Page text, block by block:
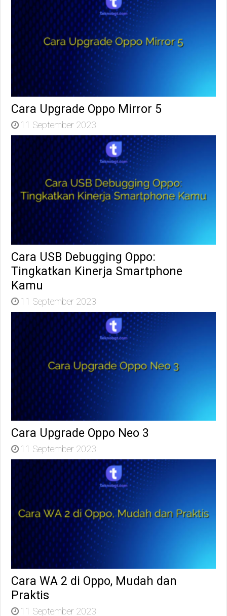
Cara Upgrade Oppo Mirror 5
11 September 2023
Cara USB Debugging Oppo:
Tingkatkan Kinerja Smartphone
Kamu
11 September 2023
Cara Upgrade Oppo Neo 3
11 September 2023
Cara WA 2 di Oppo, Mudah dan
Praktis
11 September 2023